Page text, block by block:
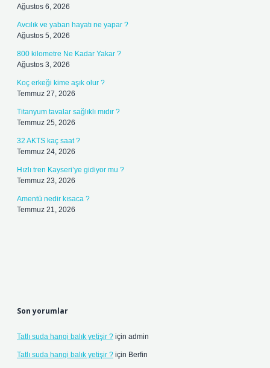
Ağustos 6, 2026
Avcılık ve yaban hayatı ne yapar ?
Ağustos 5, 2026
800 kilometre Ne Kadar Yakar ?
Ağustos 3, 2026
Koç erkeği kime aşık olur ?
Temmuz 27, 2026
Titanyum tavalar sağlıklı mıdır ?
Temmuz 25, 2026
32 AKTS kaç saat ?
Temmuz 24, 2026
Hızlı tren Kayseri’ye gidiyor mu ?
Temmuz 23, 2026
Amentü nedir kısaca ?
Temmuz 21, 2026
Son yorumlar
Tatlı suda hangi balık yetişir ? için admin
Tatlı suda hangi balık yetişir ? için Berfin